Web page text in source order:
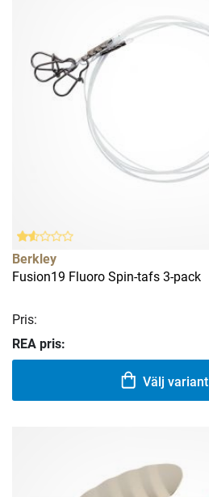
Berkley
Fusion19 Fluoro Spin-tafs 3-pack
Pris:
REA pris:
Välj variant